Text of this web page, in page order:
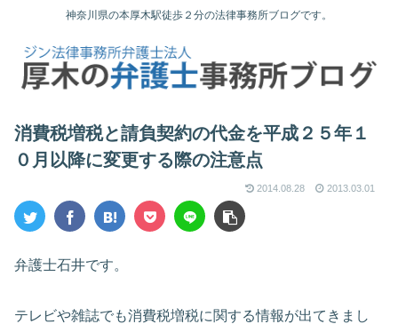
神奈川県の本厚木駅徒歩２分の法律事務所ブログです。
消費税増税と請負契約の代金を平成２５年１
０月以降に変更する際の注意点
2014.08.28 2013.03.01
弁護士石井です。
テレビや雑誌でも消費税増税に関する情報が出てきまし